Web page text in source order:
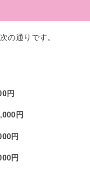
の通りです。
円
円
円
円